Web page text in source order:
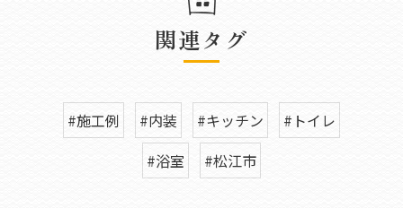
関連タグ
#施工例 #内装 #キッチン
#トイレ
#浴室
#松江市